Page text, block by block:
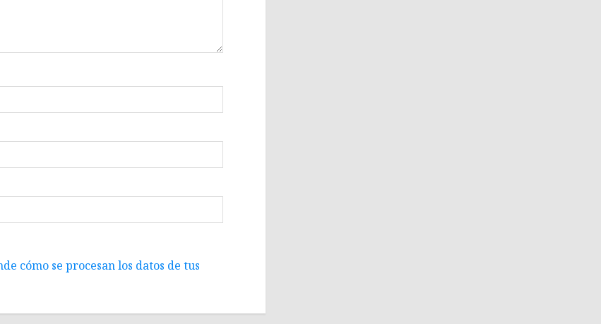
cómo se procesan los datos de tus